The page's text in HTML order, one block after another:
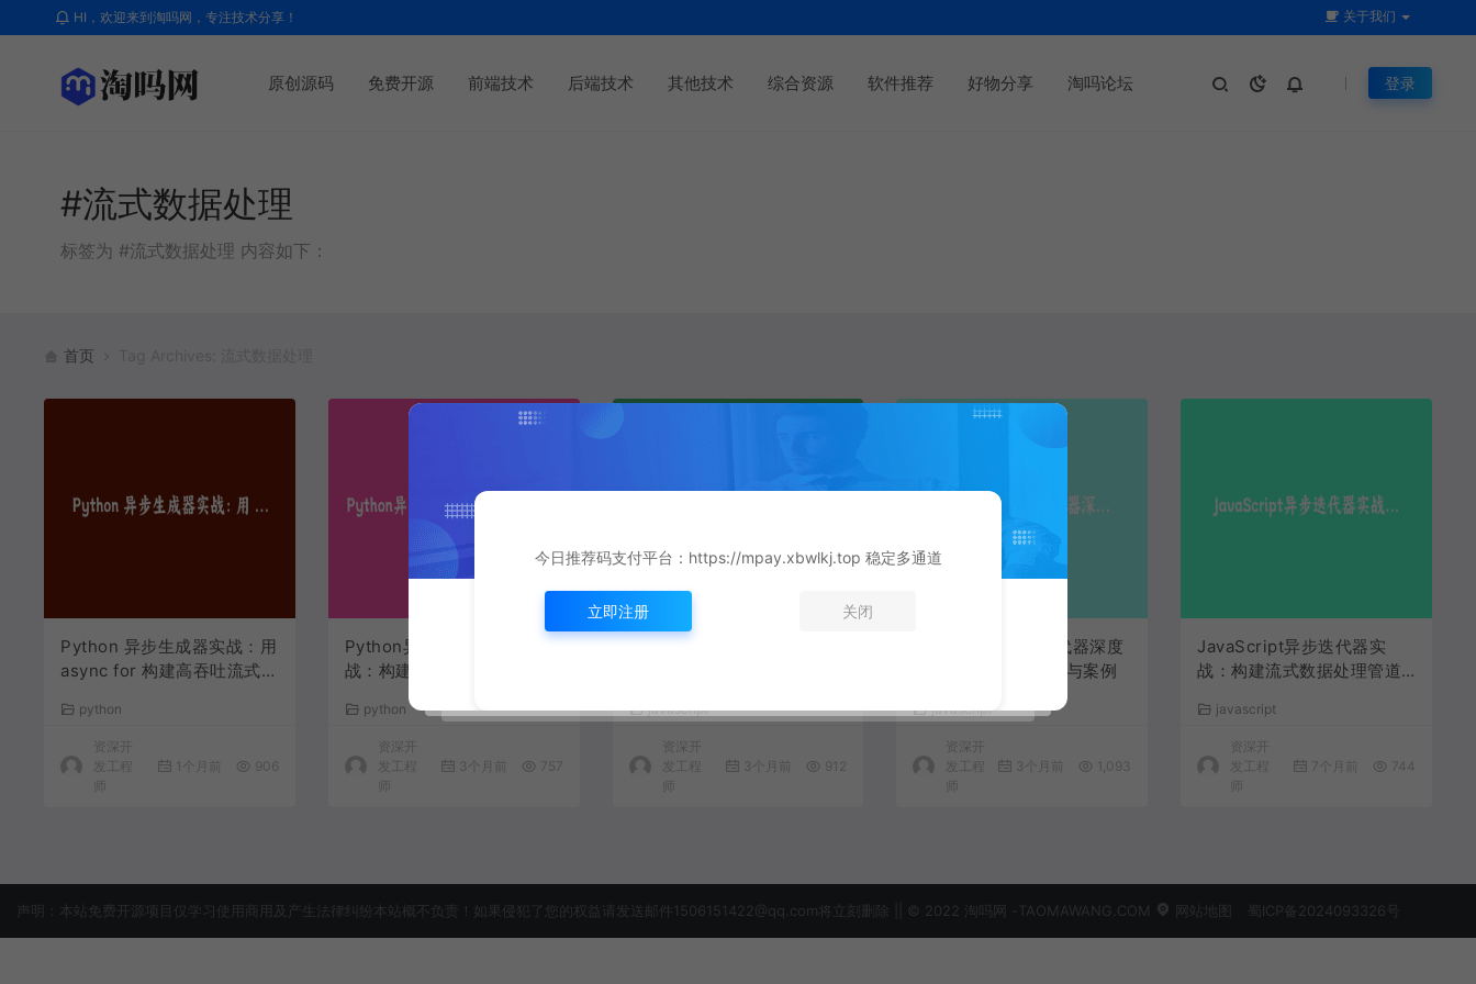
HI，欢迎来到淘吗网，专注技术分享！ 关于我们
原创源码 免费开源 前端技术 后端技术 其他技术 综合资源 软件推荐 好物分享 淘吗论坛 登录
#流式数据处理
标签为 #流式数据处理 内容如下：
首页
Python 异步生成器实战：用
async for 构建高吞吐流式数
python
资深开
发工程
1个月前 906
Python异步生成器深度实
战：构建高吞吐流式数据处
理管道的完整指南
python
资深开
发工程
3个月前 757
JavaScript 异步迭代与流式
javascript
资深开
发工程
3个月前 912
JavaScript 异步迭代器深度
实战：流式数据处理与案例
javascript
资深开
发工程
3个月前 1,093
JavaScript异步迭代器实
战：构建流式数据处理管道 |
javascript
资深开
发工程
7个月前 744
声明：本站免费开源项目仅学习使用商用及产生法律纠纷本站概不负责！如果侵犯了您的权益请发送邮件1506151422@qq.com将立刻删除 || © 2022 淘吗网 -TAOMAWANG.COM 网站地图 蜀ICP备2024093326号
今日推荐码支付平台：https://mpay.xbwlkj.top 稳定多通道
立即注册 关闭